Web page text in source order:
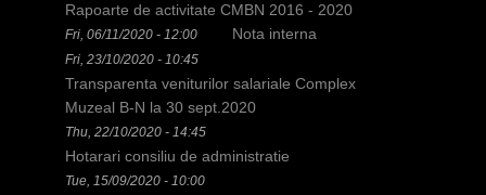
Rapoarte de activitate CMBN 2016 - 2020
Fri, 06/11/2020 - 12:00 Nota interna
Fri, 23/10/2020 - 10:45
Transparenta veniturilor salariale Complex
Muzeal B-N la 30 sept.2020
Thu, 22/10/2020 - 14:45
Hotarari consiliu de administratie
Tue, 15/09/2020 - 10:00